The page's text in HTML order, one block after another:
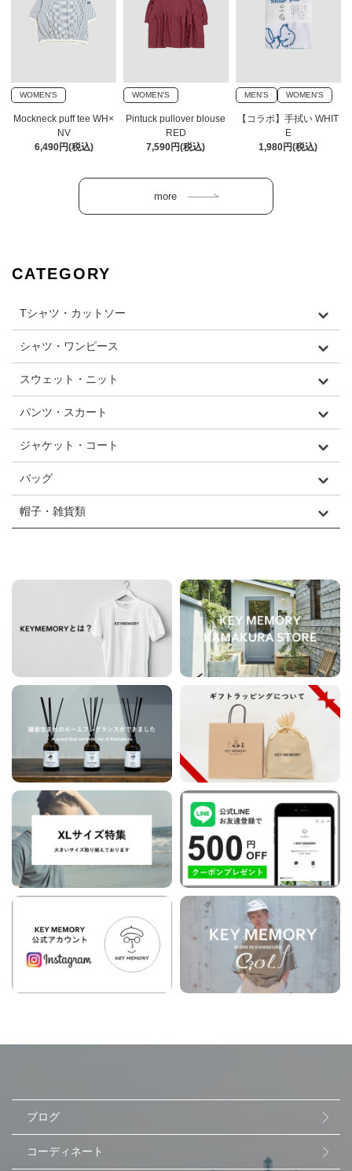
WOMEN'S
Mockneck puff tee WH×
NV
6,490円(税込)
WOMEN'S
Pintuck pullover blouse
RED
7,590円(税込)
MEN'S WOMEN'S
【コラボ】手拭い WHIT
E
1,980円(税込)
CATEGORY
Tシャツ・カットソー
シャツ・ワンピース
スウェット・ニット
パンツ・スカート
ジャケット・コート
バッグ
帽子・雑貨類
ブログ
コーディネート